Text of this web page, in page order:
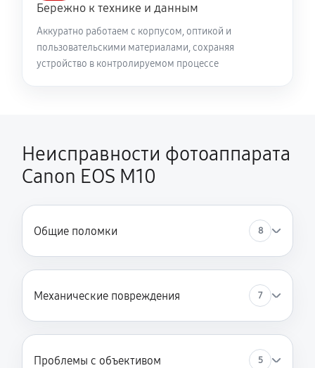
Бережно к технике и данным
Аккуратно работаем с корпусом, оптикой и
пользовательскими материалами, сохраняя
устройство в контролируемом процессе
Неисправности фотоаппарата
Canon EOS M10
Общие поломки 8
Механические повреждения 7
Проблемы с объективом 5